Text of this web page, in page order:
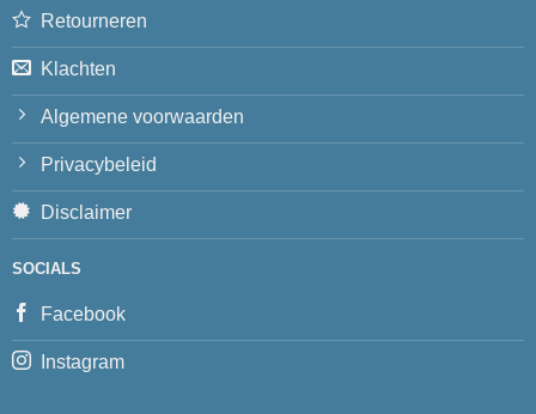
Retourneren
Klachten
Algemene voorwaarden
Privacybeleid
Disclaimer
SOCIALS
Facebook
Instagram